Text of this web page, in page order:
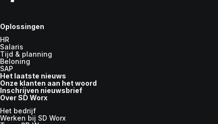
Oplossingen
HR
Salaris
Tijd & planning
Beloning
SAP
Het laatste nieuws
Onze klanten aan het woord
Inschrijven nieuwsbrief
Over SD Worx
Het bedrijf
Werken bij SD Worx